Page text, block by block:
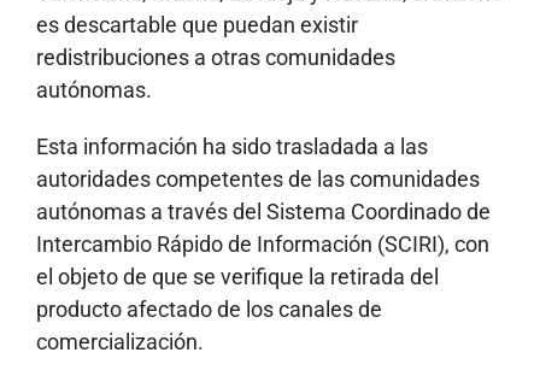
es descartable que puedan existir
redistribuciones a otras comunidades
autónomas.
Esta información ha sido trasladada a las
autoridades competentes de las comunidades
autónomas a través del Sistema Coordinado de
Intercambio Rápido de Información (SCIRI), con
el objeto de que se verifique la retirada del
producto afectado de los canales de
comercialización.